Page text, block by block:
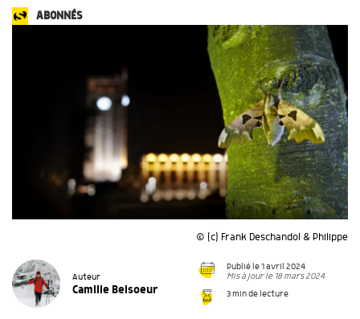
ABONNÉS
© (c) Frank Deschandol & Philippe
Auteur
Camille Belsoeur
Publié le 1 avril 2024
Mis à jour le 18 mars 2024
3 min de lecture